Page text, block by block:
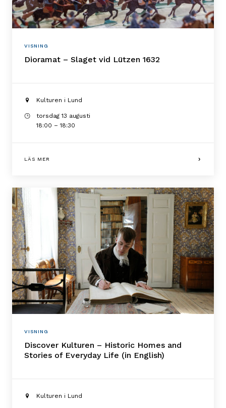
VISNING
Dioramat – Slaget vid Lützen 1632
Kulturen i Lund
torsdag 13 augusti
18:00 – 18:30
LÄS MER
VISNING
Discover Kulturen – Historic Homes and
Stories of Everyday Life (in English)
Kulturen i Lund